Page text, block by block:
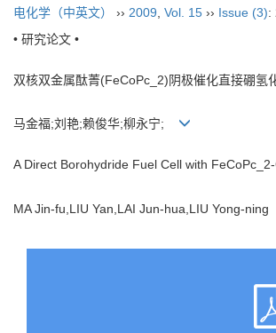
电化学（中英文） ›› 2009 Vol. 15 ›› Issue (3):
• 研究论文 •
双核双金属酞菁(FeCoPc_2)阴极催化直接硼氢
马金福;刘艳;赖俊华;柳永宁;
A Direct Borohydride Fuel Cell with
MA Jin-fu,LIU Yan,LAI Jun-hua,LIU Yong-ning